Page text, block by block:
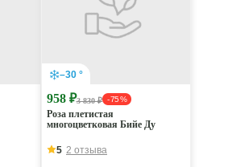
–30 °
958 ₽3 830 ₽ - 75 %
Роза плетистая
многоцветковая Бийе Ду
5 2 отзыва